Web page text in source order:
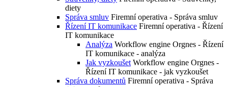
diety
Správa smluv Firemní operativa - Správa smluv
Řízení IT komunikace Firemní operativa - Řízení
IT komunikace
Analýza Workflow engine Orgnes - Řízení
IT komunikace - analýza
Jak vyzkoušet Workflow engine Orgnes -
Řízení IT komunikace - jak vyzkoušet
Správa dokumentů Firemní operativa - Správa